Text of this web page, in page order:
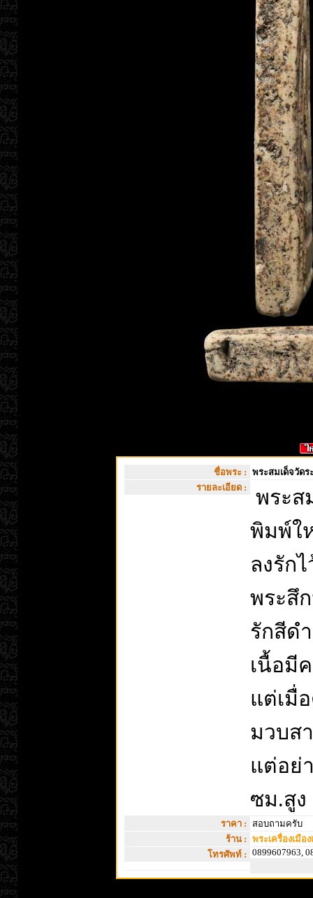
ชื่อพระ : พระสมเด็จวัด
รายละเอียด :
พระส
พิมพ์ใ
ลงรัก
พระสึ
รักสีด
เนื้อมี
แต่เมื่
มวบส
แต่อย่
ซม.สูง
ราคา : สอบถามครับ
ร้าน : พระเครื่องเมือง
โทรศัพท์ : 0899607963,